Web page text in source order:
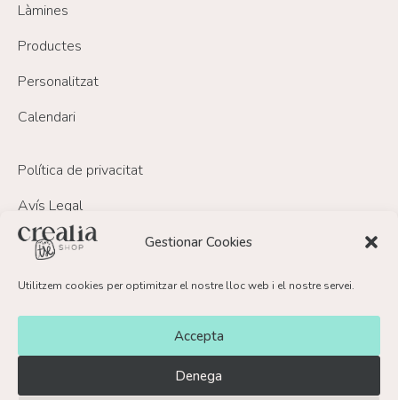
Gestionar Cookies
Utilitzem cookies per optimitzar el nostre lloc web i el nostre servei.
Accepta
Denega
Làmines
Productes
Personalitzat
Calendari
Política de privacitat
Avís Legal
Política de Cookies
Política de devolucions i reemborsament